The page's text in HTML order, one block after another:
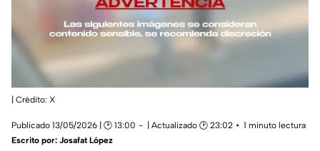
| Crédito: X
Publicado 13/05/2026 | 🕑 13:00 | Actualizado 🕑 23:02
1 minuto lectura
Escrito por: Josafat López